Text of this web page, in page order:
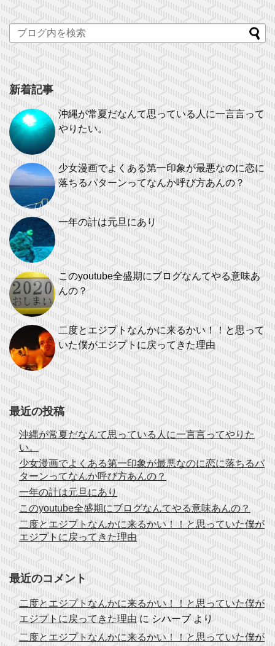
新着記事
沖縄が常夏だなんて思っている人に一言言って
やりたい。
少女漫画でよくある第一印象が最悪なのに恋に
落ちるパターンってなんか呼び方あんの？
一年の計は元旦にあり
このyoutube全盛期にブログなんてやる意味あ
んの？
二度とエジプトなんかに来るかい！！と思って
いた僕がエジプトに戻ってきた理由
最近の投稿
沖縄が常夏だなんて思っている人に一言言ってやりた
い。
少女漫画でよくある第一印象が最悪なのに恋に落ちるパ
ターンってなんか呼び方あんの？
一年の計は元旦にあり
このyoutube全盛期にブログなんてやる意味あんの？
二度とエジプトなんかに来るかい！！と思っていた僕が
エジプトに戻ってきた理由
最近のコメント
二度とエジプトなんかに来るかい！！と思っていた僕が
エジプトに戻ってきた理由 に シハーブより
二度とエジプトなんかに来るかい！！と思っていた僕が